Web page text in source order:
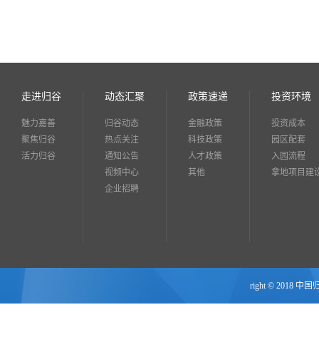
走进归谷
魅力嘉善
聚焦归谷
活力归谷
动态汇聚
归谷动态
热点关注
通知公告
视频中心
企业招聘
政策速递
金融政策
科技政策
人才政策
其他
投资环境
投资成本
园区配套
入园流程
拿地项目建
right © 2018 中国